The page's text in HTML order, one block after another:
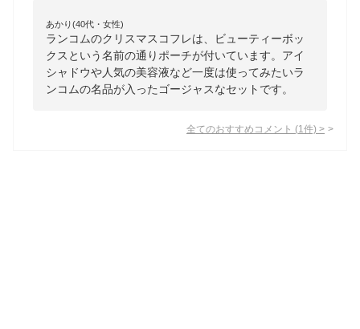
あかり(40代・女性)
ランコムのクリスマスコフレは、ビューティーボッ
クスという名前の通りポーチが付いています。アイ
シャドウや人気の美容液など一度は使ってみたいラ
ンコムの名品が入ったゴージャスなセットです。
全てのおすすめコメント (1 件) >